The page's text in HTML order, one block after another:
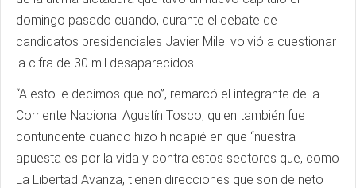
domingo pasado cuando, durante el debate de
candidatos presidenciales Javier Milei volvió a cuestionar
la cifra de 30 mil desaparecidos.
“A esto le decimos que no”, remarcó el integrante de la
Corriente Nacional Agustín Tosco, quien también fue
contundente cuando hizo hincapié en que “nuestra
apuesta es por la vida y contra estos sectores que, como
La Libertad Avanza, tienen direcciones que son de neto